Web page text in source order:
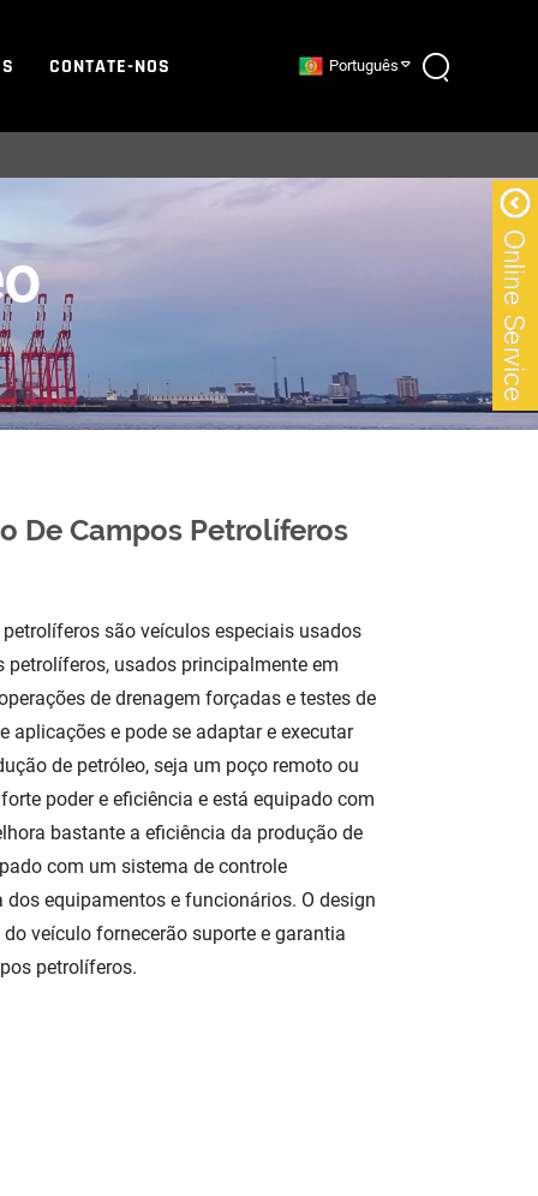
CONTATE-NOS Português
De Campos Petrolíferos
são veículos especiais usados
usados ​​principalmente em
de drenagem forçadas e testes de
aplicações e pode se adaptar e executar
de petróleo, seja um poço remoto ou
poder e eficiência e está equipado com
bastante a eficiência da produção de
com um sistema de controle
equipamentos e funcionários. O design
veículo fornecerão suporte e garantia
petrolíferos.